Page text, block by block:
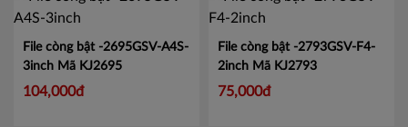
File còng bật -2695GSV-A4S-
3inch Mã KJ2695
104,000đ
File còng bật -2793GSV-F4-
2inch Mã KJ2793
75,000đ